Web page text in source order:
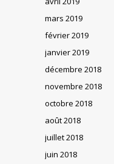
mars 2019
février 2019
janvier 2019
décembre 2018
novembre 2018
octobre 2018
août 2018
juillet 2018
juin 2018